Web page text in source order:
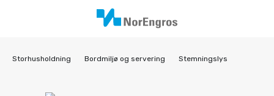
Storhusholdning Bordmiljø og servering Stemningslys